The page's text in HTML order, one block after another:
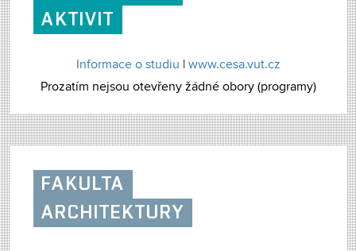
AKTIVIT
Informace o studiu
www.cesa.vut.cz
Prozatím nejsou otevřeny žádné obory (programy)
FAKULTA
ARCHITEKTURY